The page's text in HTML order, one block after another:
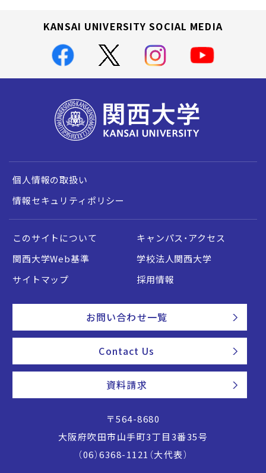
KANSAI UNIVERSITY SOCIAL MEDIA
個人情報の取扱い
情報セキュリティポリシー
このサイトについて
キャンパス・アクセス
関西大学Web基準
学校法人関西大学
サイトマップ
採用情報
お問い合わせ一覧
Contact Us
資料請求
〒564-8680
大阪府吹田市山手町3丁目3番35号
（06）6368-1121（大代表）